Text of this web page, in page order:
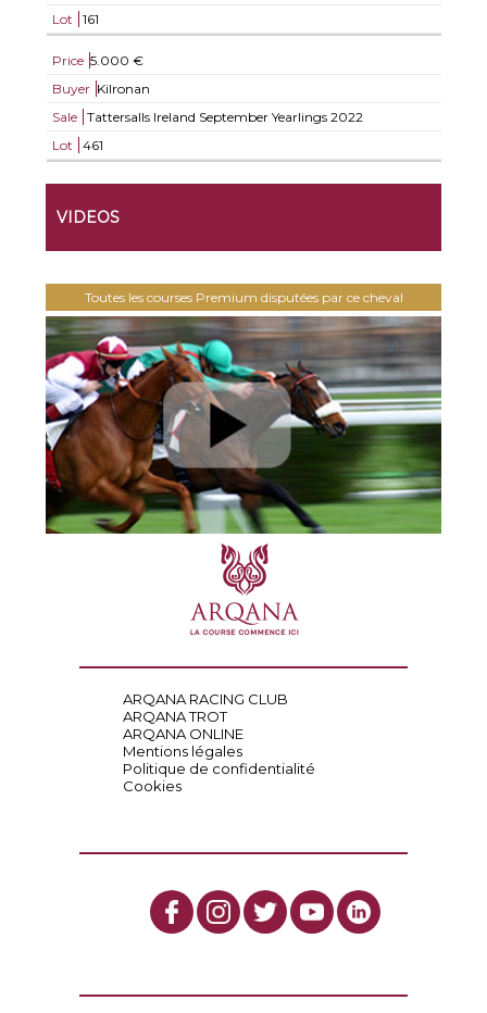
Lot
161
Price 5.000 €
Buyer Kilronan
Sale
Tattersalls Ireland September Yearlings 2022
Lot
461
VIDEOS
Toutes les courses Premium disputées par ce cheval
ARQANA RACING CLUB
ARQANA TROT
ARQANA ONLINE
Mentions légales
Politique de confidentialité
Cookies